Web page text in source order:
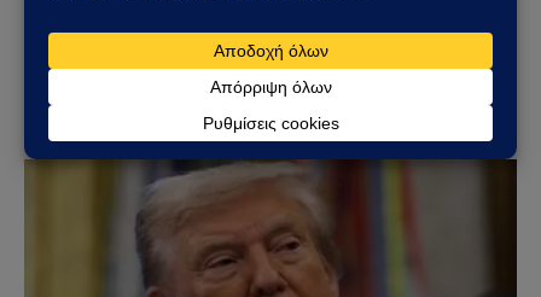
ΔΕΙΤΕ ΕΠΙΣΗΣ →